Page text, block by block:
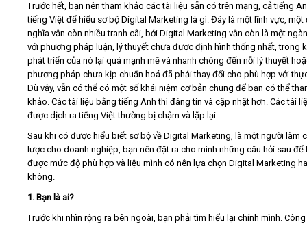
Trước hết, bạn nên tham khảo các tài liệu sẵn có trên mạng, cả tiếng
tiếng Việt để hiểu sơ bộ Digital Marketing là gì. Đây là một lĩnh vực, một
nghĩa vẫn còn nhiều tranh cãi, bởi Digital Marketing vẫn còn là một
với phương pháp luận, lý thuyết chưa được định hình thống nhất, trong
phát triển của nó lại quá mạnh mẽ và nhanh chóng đến nỗi lý thuyết
phương pháp chưa kịp chuẩn hoá đã phải thay đổi cho phù hợp với
Dù vậy, vẫn có thể có một số khái niệm cơ bản chung để bạn có thể
khảo. Các tài liệu bằng tiếng Anh thì đáng tin và cập nhật hơn. Các tài
được dịch ra tiếng Việt thường bị chậm và lặp lại.
Sau khi có được hiểu biết sơ bộ về Digital Marketing, là một người làm
lược cho doanh nghiệp, bạn nên đặt ra cho mình những câu hỏi sau để
được mức độ phù hợp và liệu mình có nên lựa chọn Digital Marketing
không.
1. Bạn là ai?
Trước khi nhìn rộng ra bên ngoài, bạn phải tìm hiểu lại chính mình.